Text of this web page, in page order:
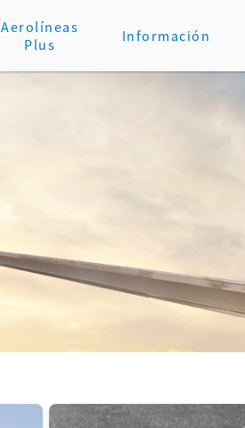
Aerolíneas
Plus
Información